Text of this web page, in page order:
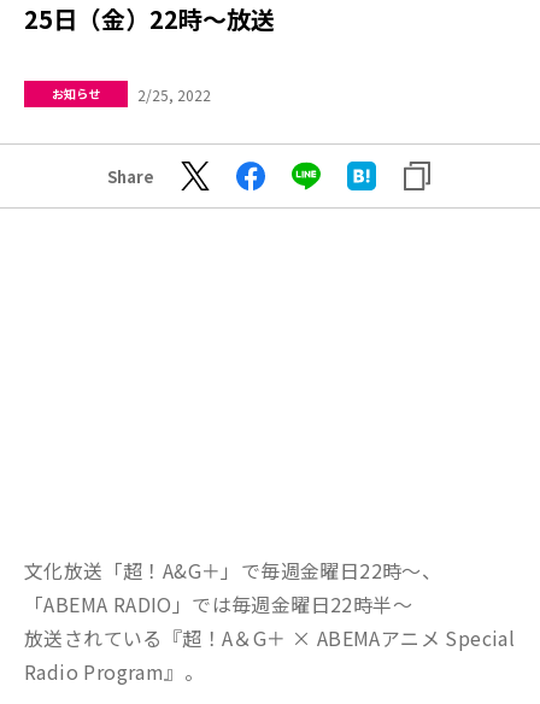
25日（金）22時～放送
お知らせ 2/25, 2022
Share
文化放送「超！A&G＋」で毎週金曜日22時～、
「ABEMA RADIO」では毎週金曜日22時半～
放送されている『超！A＆G＋ × ABEMAアニメ Special
Radio Program』。